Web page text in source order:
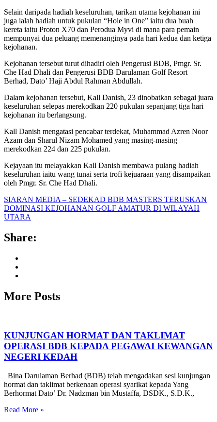
Selain daripada hadiah keseluruhan, tarikan utama kejohanan ini
juga ialah hadiah untuk pukulan “Hole in One” iaitu dua buah
kereta iaitu Proton X70 dan Perodua Myvi di mana para pemain
mempunyai dua peluang memenanginya pada hari kedua dan ketiga
kejohanan.
Kejohanan tersebut turut dihadiri oleh Pengerusi BDB, Pmgr. Sr.
Che Had Dhali dan Pengerusi BDB Darulaman Golf Resort
Berhad, Dato’ Haji Abdul Rahman Abdullah.
Dalam kejohanan tersebut, Kall Danish, 23 dinobatkan sebagai juara
keseluruhan selepas merekodkan 220 pukulan sepanjang tiga hari
kejohanan itu berlangsung.
Kall Danish mengatasi pencabar terdekat, ⁠Muhammad Azren Noor
Azam dan Sharul Nizam Mohamed yang masing-masing
merekodkan 224 dan 225 pukulan.
Kejayaan itu melayakkan Kall Danish membawa pulang hadiah
keseluruhan iaitu wang tunai serta trofi kejuaraan yang disampaikan
oleh Pmgr. Sr. Che Had Dhali.
SIARAN MEDIA – SEDEKAD BDB MASTERS TERUSKAN
DOMINASI KEJOHANAN GOLF AMATUR DI WILAYAH
UTARA
Share:
More Posts
KUNJUNGAN HORMAT DAN TAKLIMAT
OPERASI BDB KEPADA PEGAWAI KEWANGAN
NEGERI KEDAH
Bina Darulaman Berhad (BDB) telah mengadakan sesi kunjungan
hormat dan taklimat berkenaan operasi syarikat kepada Yang
Berhormat Dato’ Dr. Nadzman bin Mustaffa, DSDK., S.D.K.,
Read More »